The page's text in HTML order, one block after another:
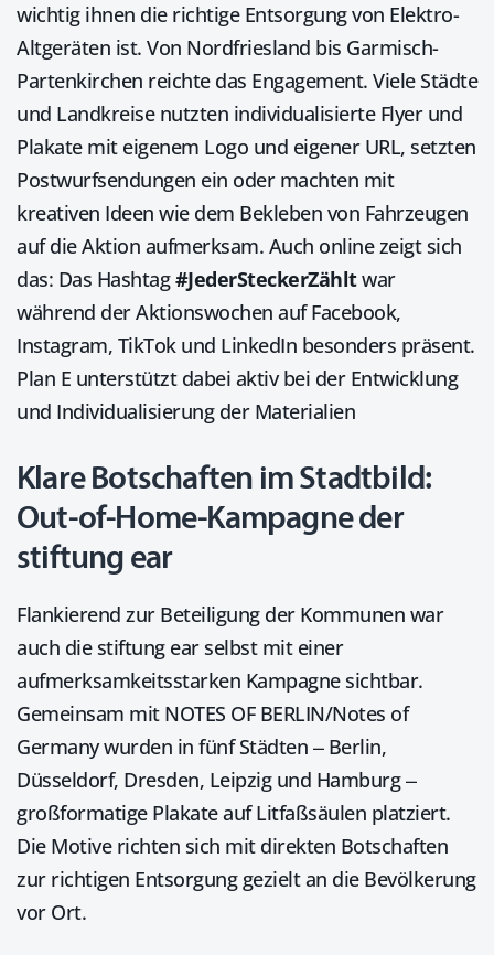
wichtig ihnen die richtige Entsorgung von Elektro-
Altgeräten ist. Von Nordfriesland bis Garmisch-
Partenkirchen reichte das Engagement. Viele Städte
und Landkreise nutzten individualisierte Flyer und
Plakate mit eigenem Logo und eigener URL, setzten
Postwurfsendungen ein oder machten mit
kreativen Ideen wie dem Bekleben von Fahrzeugen
auf die Aktion aufmerksam. Auch online zeigt sich
das: Das Hashtag#JederSteckerZähltwar
während der Aktionswochen auf Facebook,
Instagram, TikTok und LinkedIn besonders präsent.
Plan E unterstützt dabei aktiv bei der Entwicklung
und Individualisierung der Materialien
Klare Botschaften im Stadtbild:
Out-of-Home-Kampagne der
stiftung ear
Flankierend zur Beteiligung der Kommunen war
auch die stiftung ear selbst mit einer
aufmerksamkeitsstarken Kampagne sichtbar.
Gemeinsam mit NOTES OF BERLIN/Notes of
Germany wurden in fünf Städten – Berlin,
Düsseldorf, Dresden, Leipzig und Hamburg –
großformatige Plakate auf Litfaßsäulen platziert.
Die Motive richten sich mit direkten Botschaften
zur richtigen Entsorgung gezielt an die Bevölkerung
vor Ort.